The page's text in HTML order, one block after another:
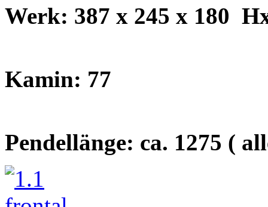
Werk: 387 x 245 x 180
Kamin: 77
Pendellänge: ca. 1275 (